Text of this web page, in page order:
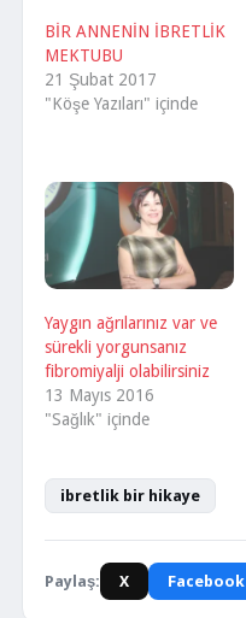
BİR ANNENİN İBRETLİK
MEKTUBU
21 Şubat 2017
"Köşe Yazıları" içinde
Yaygın ağrılarınız var ve
sürekli yorgunsanız
fibromiyalji olabilirsiniz
13 Mayıs 2016
"Sağlık" içinde
ibretlik bir hikaye
Paylaş: X Facebook